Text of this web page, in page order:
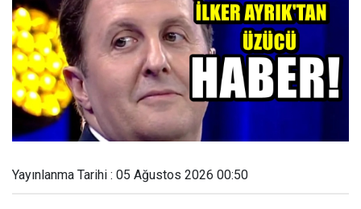
Yayınlanma Tarihi : 05 Ağustos 2026 00:50